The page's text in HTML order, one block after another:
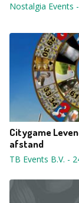
Nostalgia Events -
Citygame
afstand
TB Events B.V. -